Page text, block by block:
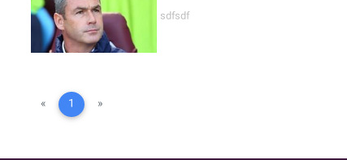
sdfsdf
« 1 »